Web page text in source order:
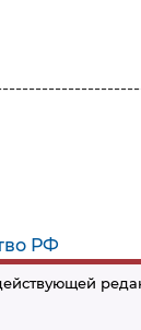
РФ